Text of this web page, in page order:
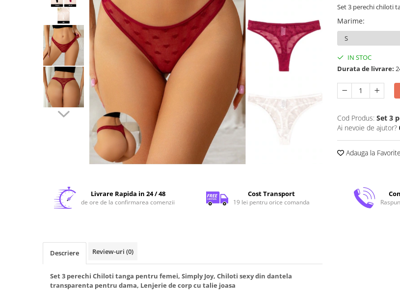
Set 3 perechi chiloti
Marime:
IN STOC
Durata de livrare:
Cod Produs: Set 3
Ai nevoie de ajutor?
Adauga la Favorite
Livrare Rapida in 24 / 48
de ore de la confirmarea comenzii
Cost Transport
19 lei pentru orice comanda
Descriere Review-uri (0)
Set 3 perechi Chiloti tanga pentru femei, Simply Joy, Chiloti sexy din dantela
transparenta pentru dama, Lenjerie de corp cu talie joasa